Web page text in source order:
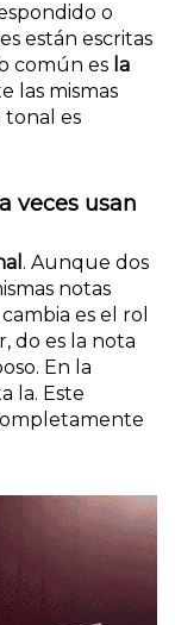
o
están escritas
común es la
las mismas
tonal es
veces usan
. Aunque dos
notas
es el rol
do es la nota
En la
la. Este